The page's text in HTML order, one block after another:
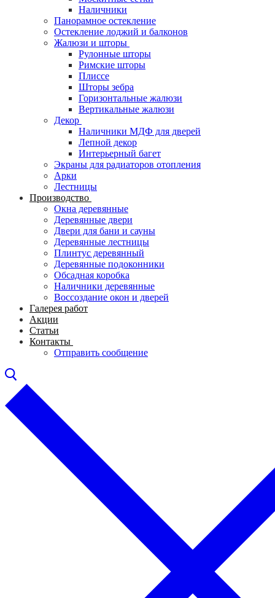
Наличники
Панорамное остекление
Остекление лоджий и балконов
Жалюзи и шторы
Рулонные шторы
Римские шторы
Плиссе
Шторы зебра
Горизонтальные жалюзи
Вертикальные жалюзи
Декор
Наличники МДФ для дверей
Лепной декор
Интерьерный багет
Экраны для радиаторов отопления
Арки
Лестницы
Производство
Окна деревянные
Деревянные двери
Двери для бани и сауны
Деревянные лестницы
Плинтус деревянный
Деревянные подоконники
Обсадная коробка
Наличники деревянные
Воссоздание окон и дверей
Галерея работ
Акции
Статьи
Контакты
Отправить сообщение